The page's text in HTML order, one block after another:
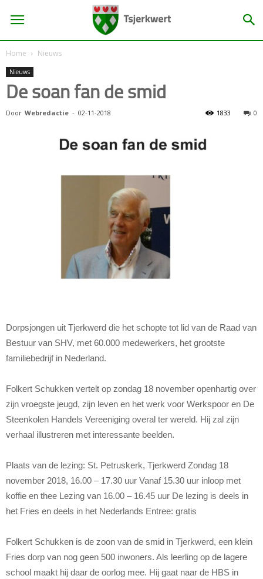
Home Nieuws
Nieuws
De soan fan de smid
Door Webredactie - 02-11-2018 0
1833
Dorpsjongen uit Tjerkwerd die het schopte tot lid van de Raad van
Bestuur van SHV, met 60.000 medewerkers, het grootste
familiebedrijf in Nederland.
Folkert Schukken vertelt op zondag 18 november openhartig over
zijn vroegste jeugd, zijn leven en het werk voor Werkspoor en De
Steenkolen Handels Vereeniging overal ter wereld. Hij zal zijn
verhaal illustreren met interessante beelden.
Plaats van de lezing: St. Petruskerk, Tjerkwerd Zondag 18
november 2018, 16.00 – 17.30 uur Vanaf 15.30 uur inloop met
koffie en thee Lezing van 16.00 – 16.45 uur De lezing is deels in
het Fries en deels in het Nederlands Entree: gratis
Folkert Schukken is de zoon van de smid in Tjerkwerd, een klein
Fries dorp van nog geen 500 inwoners. Als leerling op de lagere
school maakt hij daar de oorlog mee. Hij gaat naar de HBS in